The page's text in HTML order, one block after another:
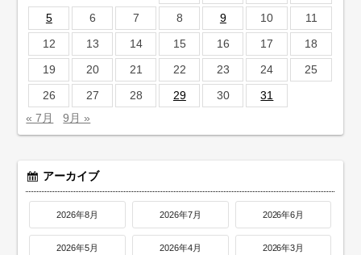
5
6 7 8 9 10
11
12
13 14 15 16 17
18
19
20 21 22 23 24
25
26
27 28 29 30
31
« 7月
9月 »
アーカイブ
2026年8月 2026年7月 2026年6月
2026年5月 2026年4月 2026年3月